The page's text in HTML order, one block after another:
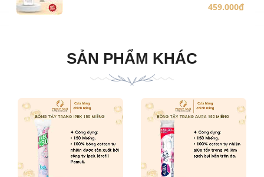
459.000₫
SẢN PHẨM KHÁC